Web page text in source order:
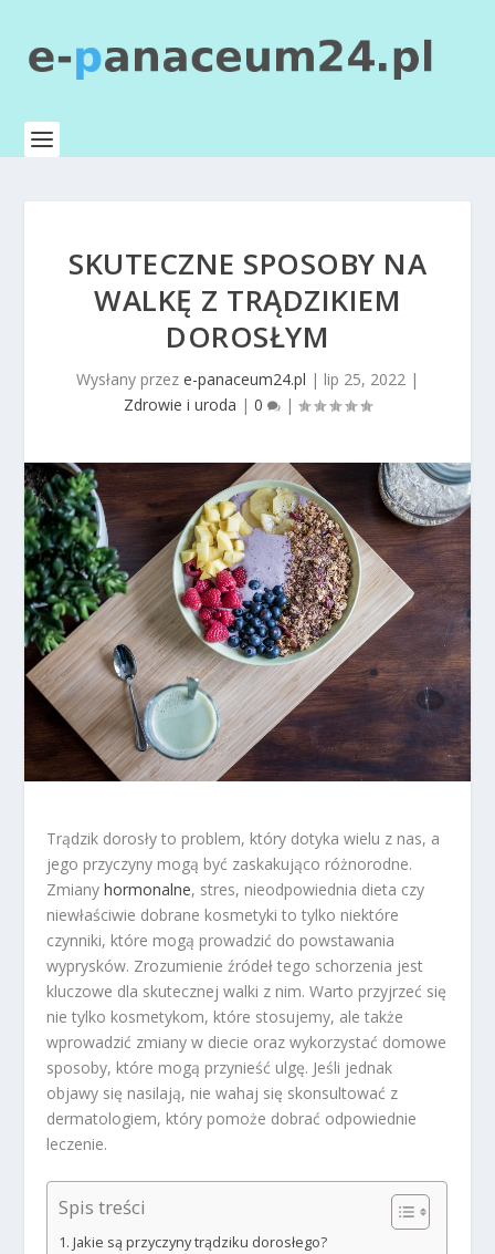
SKUTECZNE SPOSOBY NA
WALKĘ Z TRĄDZIKIEM
DOROSŁYM
Wysłany przez e-panaceum24.pl | lip 25, 2022 |
Zdrowie i uroda | 0 |
Trądzik dorosły to problem, który dotyka wielu z nas, a
jego przyczyny mogą być zaskakująco różnorodne.
Zmianyhormonalne, stres, nieodpowiednia dieta czy
niewłaściwie dobrane kosmetyki to tylko niektóre
czynniki, które mogą prowadzić do powstawania
wyprysków. Zrozumienie źródeł tego schorzenia jest
kluczowe dla skutecznej walki z nim. Warto przyjrzeć się
nie tylko kosmetykom, które stosujemy, ale także
wprowadzić zmiany w diecie oraz wykorzystać domowe
sposoby, które mogą przynieść ulgę. Jeśli jednak
objawy się nasilają, nie wahaj się skonsultować z
dermatologiem, który pomoże dobrać odpowiednie
leczenie.
Spis treści
Jakie są przyczyny trądziku dorosłego?